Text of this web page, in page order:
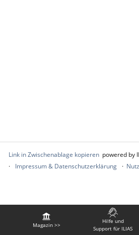
Magazin >>
Hilfe und
Support für ILIAS
Link in Zwischenablage kopieren powered by
Impressum & Datenschutzerklärung